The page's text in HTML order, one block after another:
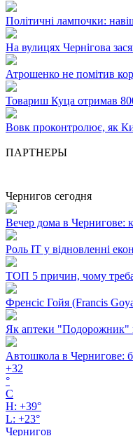
Політичні лампочки:
На вулицях Чернігова
Атрошенко не помітив
Товариш Куца отримав
Вовк проконтролює, як
ПАРТНЕРЫ
Чернигов сегодня
Вечер дома в Чернигове:
Роль ІТ у відновленні
ТОП 5 причин, чому
Френсіс Гойя (Francis
Як аптеки "Подорожник"
Автошкола в Чернигове:
+32
°
C
H: +39°
L: +23°
Чернигов